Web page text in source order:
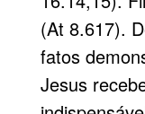
(At 8.617).
fatos
Jesus